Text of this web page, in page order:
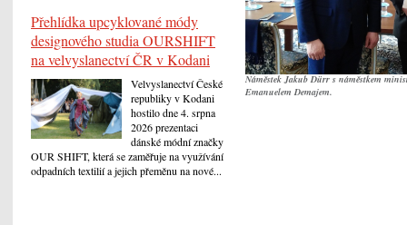
Náměstek Jakub Dürr s náměstkem
Emanuelem Demajem.
Přehlídka upcyklované módy
designového studia OURSHIFT
na velvyslanectví ČR v Kodani
Velvyslanectví České
republiky v Kodani
hostilo dne 4. srpna
2026 prezentaci
dánské módní značky
OUR SHIFT, která se zaměřuje na využívání
odpadních textilií a jejich přeměnu na nové...